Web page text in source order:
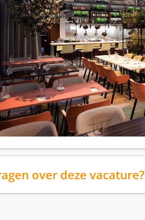
over deze vacature?